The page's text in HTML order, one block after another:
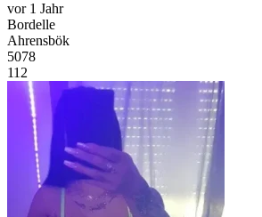
vor 1 Jahr
Bordelle
Ahrensbök
5078
112